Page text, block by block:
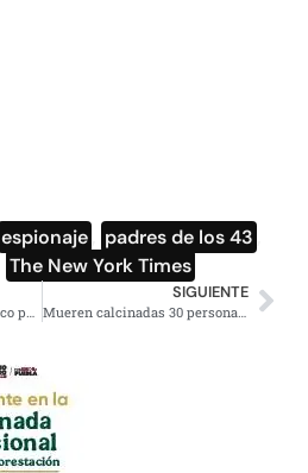
espionaje padres de los 43
The New York Times
SIGUIENTE
Mueren calcinadas 30 personas en sus autos por incendio en Portugal